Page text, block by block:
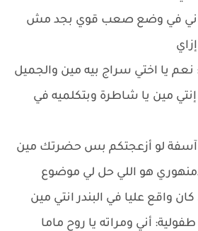
في وضع صعب قوي بجد مش
يا اختي سراج بيه مين والجميل
إنتي مين يا شاطرة وبتكلميه في
آسفة لو أزعجتكم بس حضرتك مين
هو اللي حل لي موضوع
واقع عليا في البندر انتي مين
أني ومراته يا روح ماما